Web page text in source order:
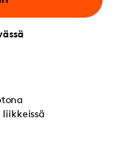
liikkeissä